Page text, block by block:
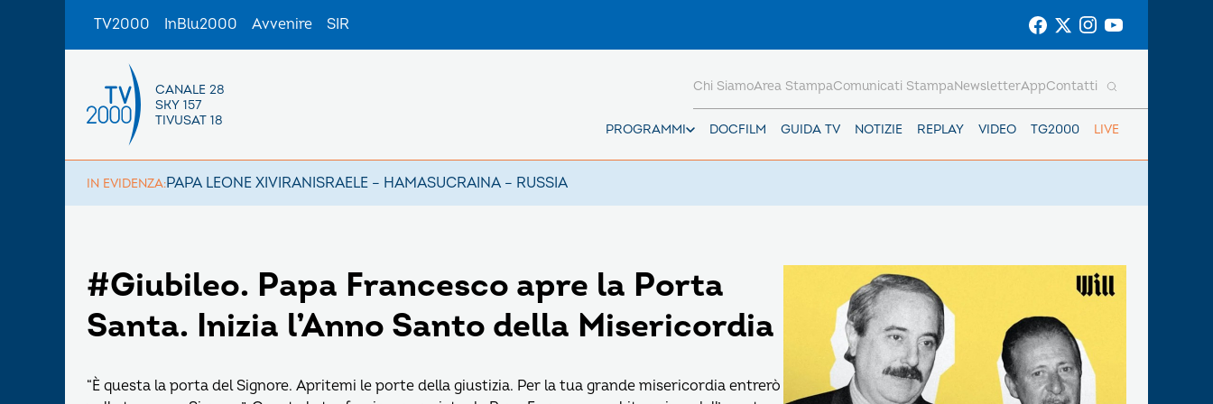
TV2000 InBlu2000 Avvenire SIR
CANALE 28
SKY 157
TIVUSAT 18
PROGRAMMI DOCFILM GUIDA TV NOTIZIE REPLAY VIDEO TG2000 LIVE
Chi SiamoArea StampaComunicati StampaNewsletterAppContatti
IN EVIDENZA:PAPA LEONE XIVIRANISRAELE – HAMASUCRAINA – RUSSIA
#Giubileo. Papa Francesco apre la Porta
Santa. Inizia l’Anno Santo della Misericordia
“È questa la porta del Signore. Apritemi le porte della giustizia. Per la tua grande misericordia entrerò